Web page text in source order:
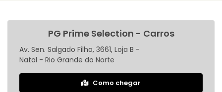
PG Prime Selection - Carros
Av. Sen. Salgado Filho, 3661, Loja B -
Natal - Rio Grande do Norte
Como chegar